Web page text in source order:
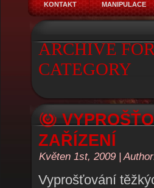
KONTAKT MANIPULACE
ARCHIVE
CATEGORY
ZAŘÍZENÍ
Květen 1st, 2009 |
Vyprošťování